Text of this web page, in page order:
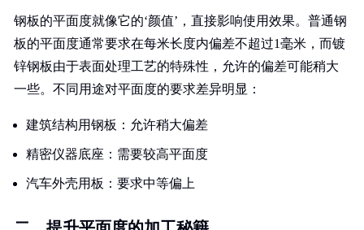
钢板的平面度就像它的‘颜值’，直接影响使用效果。普通钢
板的平面度通常要求在每米长度内偏差不超过1毫米，而镀
锌钢板由于表面处理工艺的特殊性，允许的偏差可能稍大
一些。不同用途对平面度的要求差异明显：
建筑结构用钢板：允许稍大偏差
精密仪器底座：需要较高平面度
汽车外壳用板：要求中等偏上